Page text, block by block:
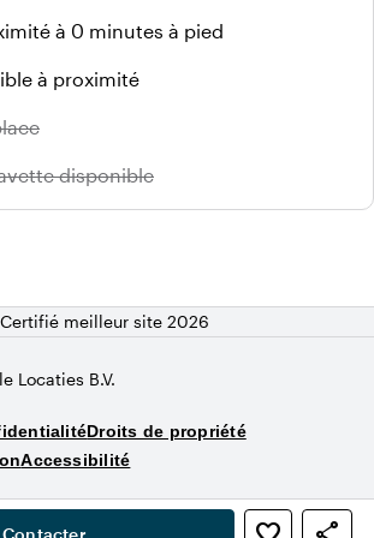
Contacter ,
à 0 minutes à pied
à proximité
disponible
Certifié meilleur site 2026
Locaties B.V.
Droits de propriété
Accessibilité